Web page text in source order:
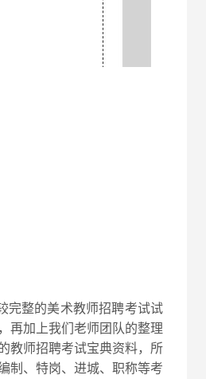
完整的美术教师招聘考试试
再加上我们老师团队的整理
教师招聘考试宝典资料，所
制、特岗、进城、职称等考